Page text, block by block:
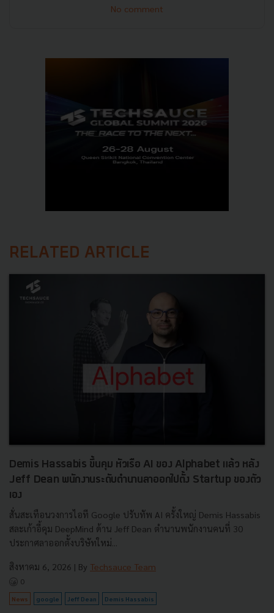
No comment
RELATED ARTICLE
Demis Hassabis ขึ้นคุม หัวเรือ AI ของ Alphabet แล้ว หลัง
Jeff Dean พนักงานระดับตำนานลาออกไปตั้ง Startup ของตัว
เอง
สั่นสะเทือนวงการไอที Google ปรับทัพ AI ครั้งใหญ่ Demis Hassabis
สละเก้าอี้คุม DeepMind ด้าน Jeff Dean ตำนานพนักงานคนที่ 30
ประกาศลาออกตั้งบริษัทใหม่...
สิงหาคม 6, 2026 | By Techsauce Team
0
News google Jeff Dean Demis Hassabis